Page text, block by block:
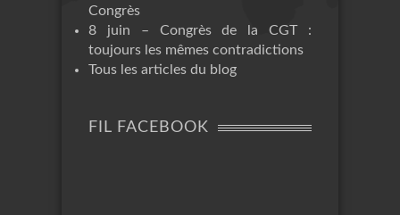
Congrès
8 juin – Congrès de la CGT :
toujours les mêmes contradictions
Tous les articles du blog
FIL FACEBOOK